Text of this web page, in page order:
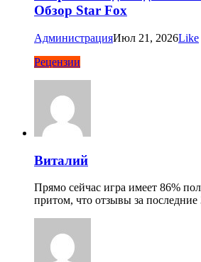
Обзор Star Fox
АдминистрацияИюл 21, 2026Like
Рецензии
Виталий
Прямо сейчас игра имеет 86%
притом, что отзывы за последние